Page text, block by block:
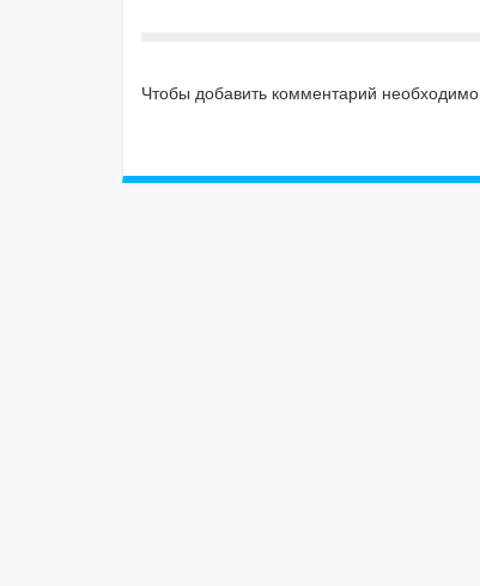
Чтобы добавить комментарий необходимо